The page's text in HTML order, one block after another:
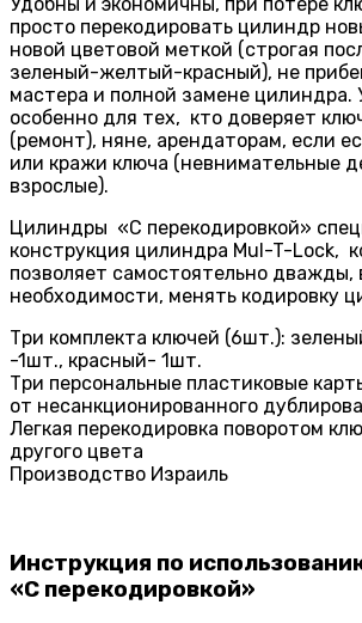
просто перекодировать цилиндр
новой цветовой меткой (строгая
зеленый-желтый-красный), не
мастера и полной замене цилиндра.
особенно для тех, кто доверяет
(ремонт), няне, арендаторам, если
или кражи ключа (невнимательные
взрослые).
Цилиндры «С перекодировкой»
конструкция цилиндра Mul-T-Lock,
позволяет самостоятельно дважды,
необходимости, менять кодировку
Три комплекта ключей (6шт.):
-1шт., красный- 1шт.
Три персональные пластиковые
от несанкционированного
Легкая перекодировка поворотом
другого цвета
Производство Израиль
Инструкция по
«С перекодировкой»